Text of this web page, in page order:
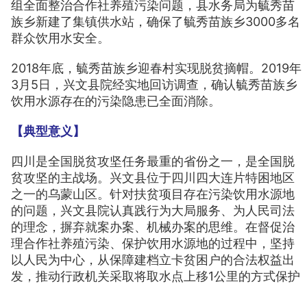
组全面整治合作社养殖污染问题，县水务局为毓秀苗
族乡新建了集镇供水站，确保了毓秀苗族乡3000多名
群众饮用水安全。
2018年底，毓秀苗族乡迎春村实现脱贫摘帽。2019年
3月5日，兴文县院经实地回访调查，确认毓秀苗族乡
饮用水源存在的污染隐患已全面消除。
【典型意义】
四川是全国脱贫攻坚任务最重的省份之一，是全国脱
贫攻坚的主战场。兴文县位于四川四大连片特困地区
之一的乌蒙山区。针对扶贫项目存在污染饮用水源地
的问题，兴文县院认真践行为大局服务、为人民司法
的理念，摒弃就案办案、机械办案的思维。在督促治
理合作社养殖污染、保护饮用水源地的过程中，坚持
以人民为中心，从保障建档立卡贫困户的合法权益出
发，推动行政机关采取将取水点上移1公里的方式保护